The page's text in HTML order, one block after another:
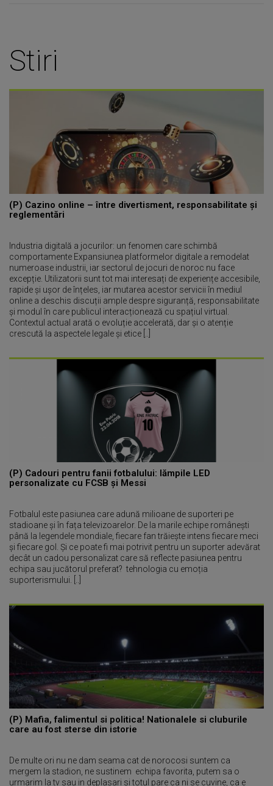
Stiri
(P) Cazino online – între divertisment, responsabilitate și
reglementări
Industria digitală a jocurilor: un fenomen care schimbă
comportamente Expansiunea platformelor digitale a remodelat
numeroase industrii, iar sectorul de jocuri de noroc nu face
excepție. Utilizatorii sunt tot mai interesați de experiențe accesibile,
rapide și ușor de înțeles, iar mutarea acestor servicii în mediul
online a deschis discuții ample despre siguranță, responsabilitate
și modul în care publicul interacționează cu spațiul virtual.
Contextul actual arată o evoluție accelerată, dar și o atenție
crescută la aspectele legale și etice [..]
(P) Cadouri pentru fanii fotbalului: lămpile LED
personalizate cu FCSB și Messi
Fotbalul este pasiunea care adună milioane de suporteri pe
stadioane și în fața televizoarelor. De la marile echipe românești
până la legendele mondiale, fiecare fan trăiește intens fiecare meci
și fiecare gol. Și ce poate fi mai potrivit pentru un suporter adevărat
decât un cadou personalizat care să reflecte pasiunea pentru
echipa sau jucătorul preferat? tehnologia cu emoția
suporterismului. [..]
(P) Mafia, falimentul si politica! Nationalele si cluburile
care au fost sterse din istorie
De multe ori nu ne dam seama cat de norocosi suntem ca
mergem la stadion, ne sustinem echipa favorita, putem sa o
urmarim la tv sau in deplasari si totul pare ca ni se cuvine, ca e